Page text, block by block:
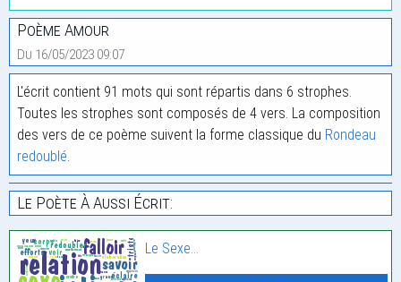
Poème Amour
Du 16/05/2023 09:07
L'écrit contient 91 mots qui sont répartis dans 6 strophes.
Toutes les strophes sont composés de 4 vers. La composition
des vers de ce poème suivent la forme classique du Rondeau
redoublé
Le Poète À Aussi Écrit:
Le Sexe…